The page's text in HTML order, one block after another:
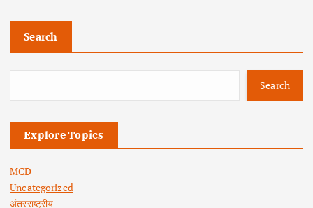
Search
Search
Explore Topics
MCD
Uncategorized
अंतरराष्ट्रीय